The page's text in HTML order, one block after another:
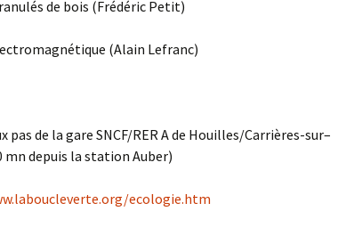
de bois (Frédéric Petit)
(Alain Lefranc)
pas de la gare SNCF/RER A de Houilles/Carrières-sur–
mn depuis la station Auber)
ecologie.htm